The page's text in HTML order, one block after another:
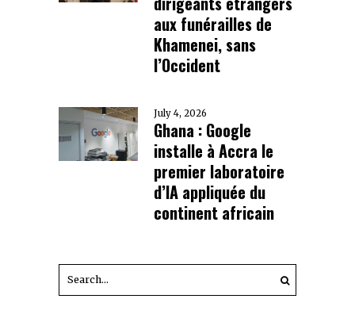
aux funérailles de
Khamenei, sans
l’Occident
July 4, 2026
Ghana : Google
installe à Accra le
premier laboratoire
d’IA appliquée du
continent africain